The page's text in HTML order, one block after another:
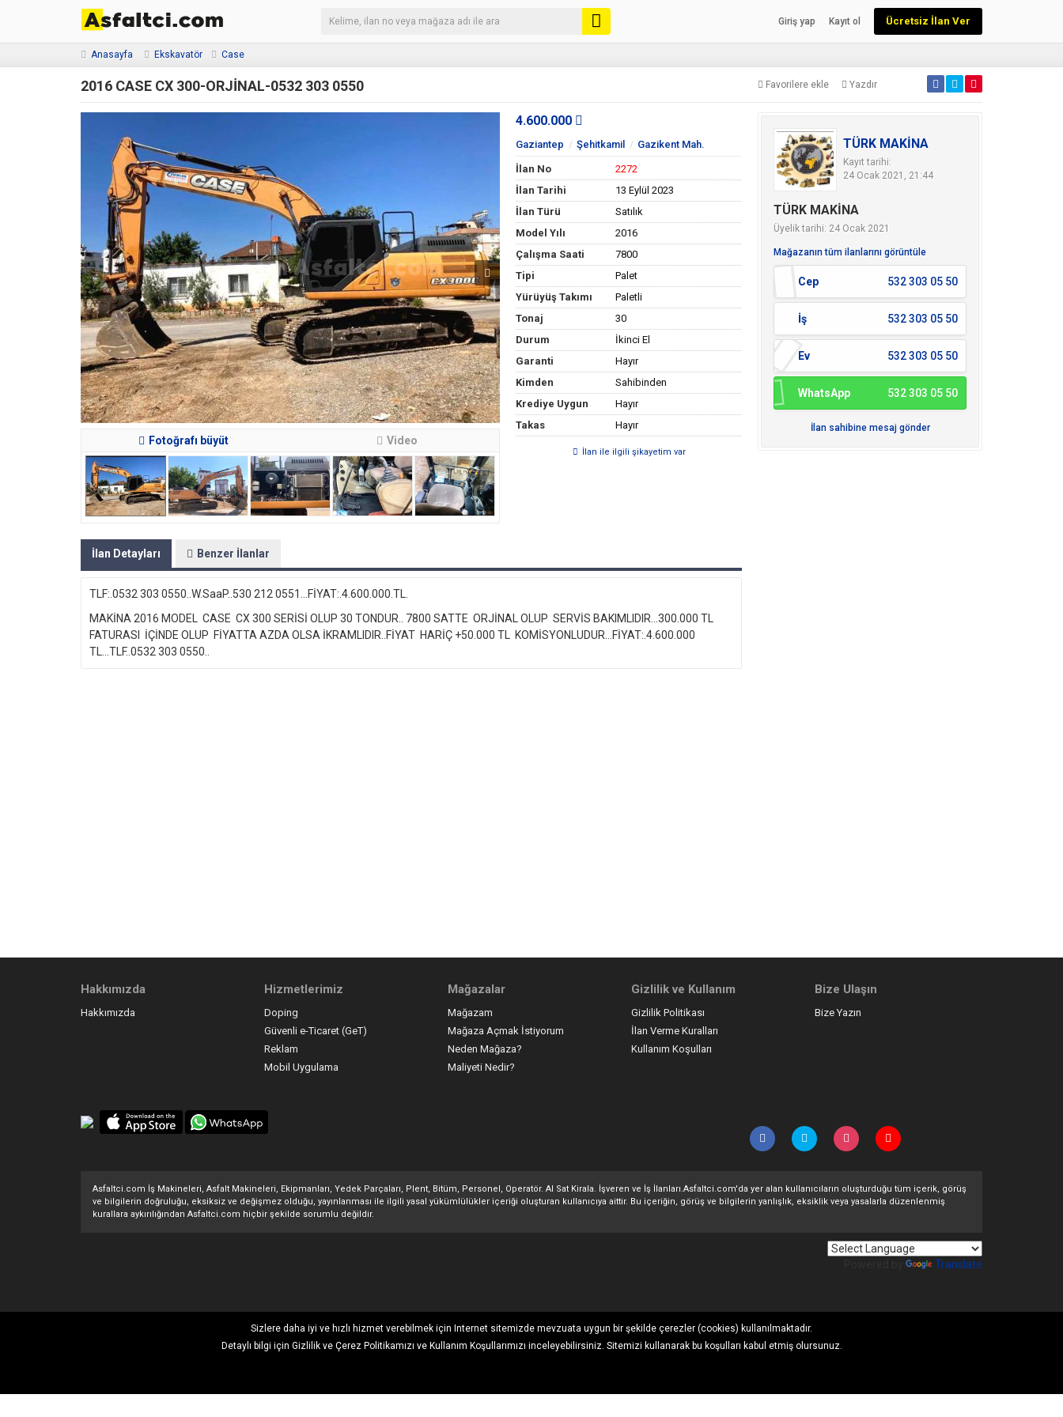
Giriş yap Kayıt ol Ücretsiz İlan Ver
Anasayfa Ekskavatör Case
2016 CASE CX 300-ORJİNAL-0532 303 0550 Favorilere ekle Yazdır
Fotoğrafı büyüt Video
4.600.000
Gaziantep Şehitkamil Gazikent Mah.
İlan No
2272
İlan Tarihi
13 Eylül 2023
İlan Türü
Satılık
Model Yılı
2016
Çalışma Saati
7800
Tipi
Palet
Yürüyüş Takımı
Paletli
Tonaj
30
Durum
İkinci El
Garanti
Hayır
Kimden
Sahibinden
Krediye Uygun
Hayır
Takas
Hayır
İlan ile ilgili şikayetim var
İlan Detayları Benzer İlanlar
TLF:.0532 303 0550..W.SaaP..530 212 0551...FİYAT:.4.600.000.TL.
MAKİNA 2016 MODEL CASE CX 300 SERİSİ OLUP 30 TONDUR.. 7800 SATTE ORJİNAL OLUP SERVİS BAKIMLIDIR...300.000 TL
FATURASI İÇİNDE OLUP FİYATTA AZDA OLSA İKRAMLIDIR..FİYAT HARİÇ +50.000 TL KOMİSYONLUDUR...FİYAT:.4.600.000
TL...TLF..0532 303 0550..
TÜRK MAKİNA
Kayıt tarihi:
24 Ocak 2021, 21:44
TÜRK MAKİNA
Üyelik tarihi: 24 Ocak 2021
Mağazanın tüm ilanlarını görüntüle
Cep 532 303 05 50
İş 532 303 05 50
Ev 532 303 05 50
WhatsApp 532 303 05 50
İlan sahibine mesaj gönder
Hakkımızda
Hakkımızda
Hizmetlerimiz
Doping
Güvenli e-Ticaret (GeT)
Reklam
Mobil Uygulama
Mağazalar
Mağazam
Mağaza Açmak İstiyorum
Neden Mağaza?
Maliyeti Nedir?
Gizlilik ve Kullanım
Gizlilik Politikası
İlan Verme Kuralları
Kullanım Koşulları
Bize Ulaşın
Bize Yazın
Asfaltci.com İş Makineleri, Asfalt Makineleri, Ekipmanları, Yedek Parçaları, Plent, Bitüm, Personel, Operatör. Al Sat Kirala. İşveren ve İş İlanları.Asfaltci.com'da yer alan kullanıcıların oluşturduğu tüm içerik, görüş
ve bilgilerin doğruluğu, eksiksiz ve değişmez olduğu, yayınlanması ile ilgili yasal yükümlülükler içeriği oluşturan kullanıcıya aittir. Bu içeriğin, görüş ve bilgilerin yanlışlık, eksiklik veya yasalarla düzenlenmiş
kurallara aykırılığından Asfaltci.com hiçbir şekilde sorumlu değildir.
Translate
Sizlere daha iyi ve hızlı hizmet verebilmek için Internet sitemizde mevzuata uygun bir şekilde çerezler (cookies) kullanılmaktadır.
Detaylı bilgi için Gizlilik ve Çerez Politikamızı ve Kullanım Koşullarımızı inceleyebilirsiniz. Sitemizi kullanarak bu koşulları kabul etmiş olursunuz.